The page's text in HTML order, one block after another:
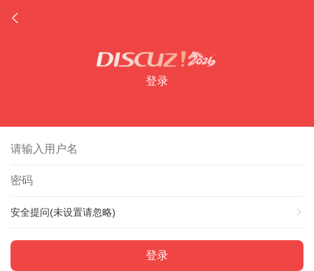
登录
安全提问(未设置请忽略)
登录